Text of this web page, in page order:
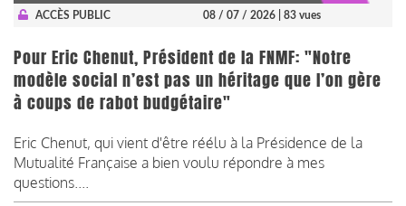
ACCÈS PUBLIC 08 / 07 / 2026 | 83 vues
Pour Eric Chenut, Président de la FNMF: "Notre
modèle social n’est pas un héritage que l’on gère
à coups de rabot budgétaire"
Eric Chenut, qui vient d'être réélu à la Présidence de la
Mutualité Française a bien voulu répondre à mes
questions....